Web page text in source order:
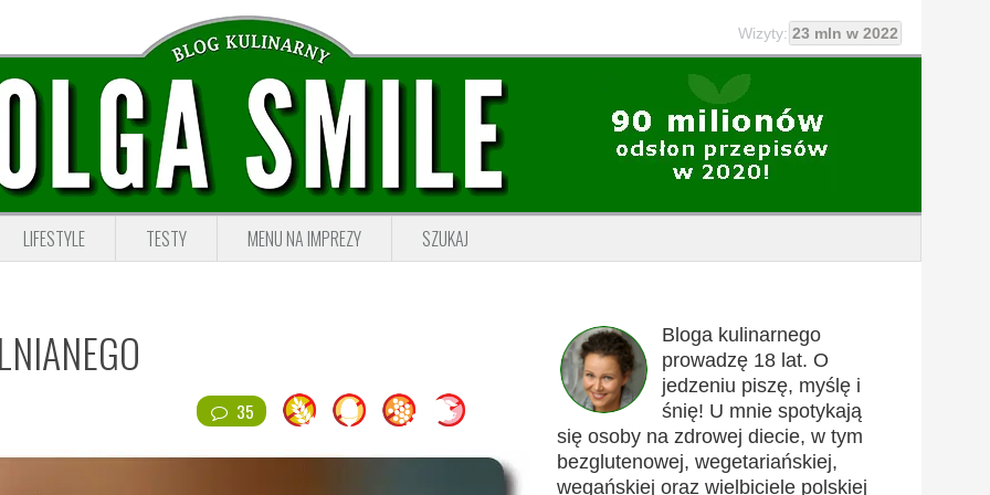
Wizyty: 23 mln w 2022
LIFESTYLE TESTY MENU NA IMPREZY SZUKAJ
35
Bloga kulinarnego
prowadzę 18 lat. O
jedzeniu piszę, myślę i
śnię! U mnie spotykają
się osoby na zdrowej diecie, w tym
bezglutenowej, wegetariańskiej,
wegańskiej oraz wielbiciele polskiej